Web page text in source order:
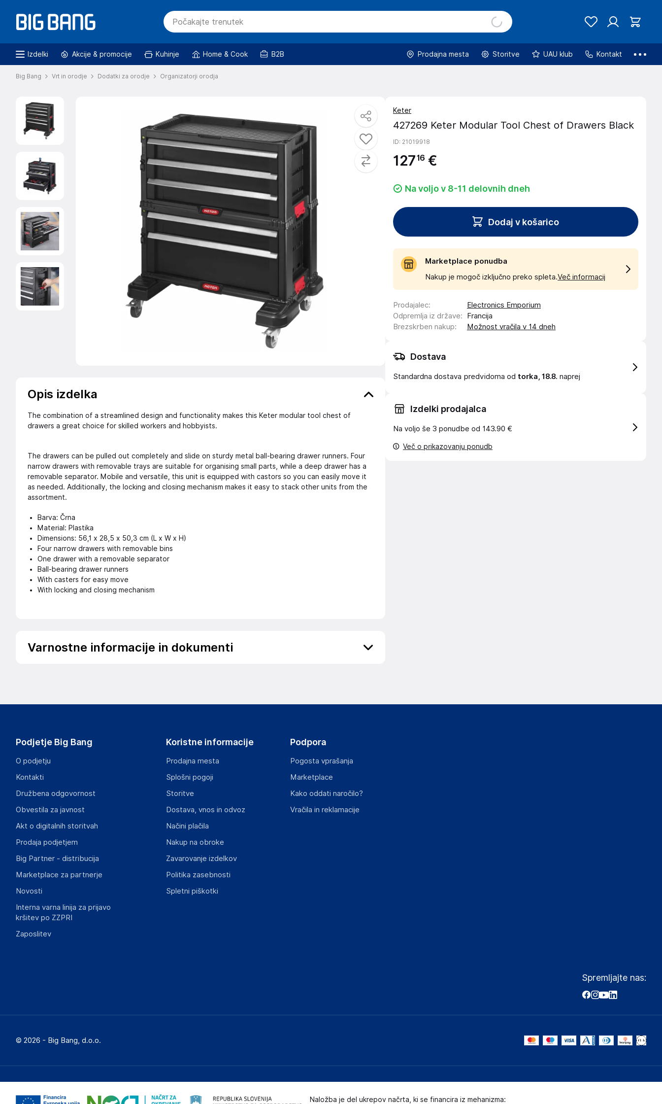
Izdelki Akcije & promocije Kuhinje Home & Cook B2B Prodajna mesta Storitve UAU klub Kontakt
Big Bang Vrt in orodje Dodatki za orodje Organizatorji orodja
Opis izdelka
The combination of a streamlined design and functionality makes this Keter modular tool chest of
drawers a great choice for skilled workers and hobbyists.
The drawers can be pulled out completely and slide on sturdy metal ball-bearing drawer runners. Four
narrow drawers with removable trays are suitable for organising small parts, while a deep drawer has a
removable separator. Mobile and versatile, this unit is equipped with castors so you can easily move it
as needed. Additionally, the locking and closing mechanism makes it easy to stack other units from the
assortment.
Barva: Črna
Material: Plastika
Dimensions: 56,1 x 28,5 x 50,3 cm (L x W x H)
Four narrow drawers with removable bins
One drawer with a removable separator
Ball-bearing drawer runners
With casters for easy move
With locking and closing mechanism
Varnostne informacije in dokumenti
klantenservice@keter.com
Gospodarski subjekt s sedežem v EU, ki zagotavlja skladnost izdelka z zahtevanimi predpisi.
Ericssonstraat 17 5121 MK Rijen The Netherlands
Netherlands
Keter
427269 Keter Modular Tool Chest of Drawers Black
ID: 21019918
12716 €
Na voljo v 8-11 delovnih dneh
Dodaj v košarico
Marketplace ponudba
Nakup je mogoč izključno preko spleta.Več informacij
Prodajalec:
Electronics Emporium
Odpremlja iz države:
Francija
Brezskrben nakup: Možnost vračila v 14 dneh
Dostava
Standardna dostava predvidoma od torka, 18.8. naprej
Izdelki prodajalca
Na voljo še 3 ponudbe od 143.90 €
Več o prikazovanju ponudb
Podjetje Big Bang
O podjetju
Kontakti
Družbena odgovornost
Obvestila za javnost
Akt o digitalnih storitvah
Prodaja podjetjem
Big Partner - distribucija
Marketplace za partnerje
Novosti
Interna varna linija za prijavo
kršitev po ZZPRI
Zaposlitev
Koristne informacije
Prodajna mesta
Splošni pogoji
Storitve
Dostava, vnos in odvoz
Načini plačila
Nakup na obroke
Zavarovanje izdelkov
Politika zasebnosti
Spletni piškotki
Podpora
Pogosta vprašanja
Marketplace
Kako oddati naročilo?
Vračila in reklamacije
Spremljajte nas:
© 2026 - Big Bang, d.o.o.
Naložba je del ukrepov načrta, ki se financira iz mehanizma: